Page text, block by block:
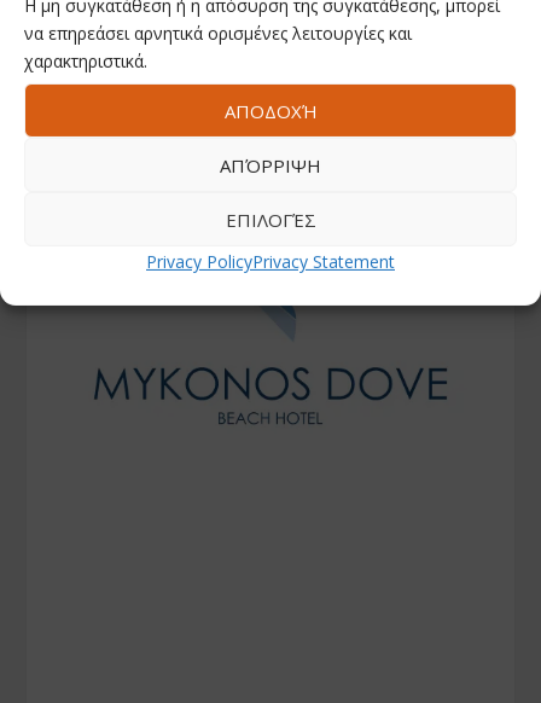
Η μη συγκατάθεση ή η απόσυρση της συγκατάθεσης, μπορεί
να επηρεάσει αρνητικά ορισμένες λειτουργίες και
χαρακτηριστικά.
ΑΠΟΔΟΧΉ
ΑΠΌΡΡΙΨΗ
ΕΠΙΛΟΓΈΣ
Privacy PolicyPrivacy Statement